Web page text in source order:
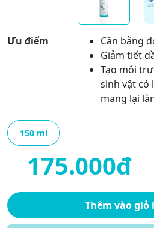
Ưu điểm
Cân bằng
Giảm tiết
Tạo môi
sinh vật có
mang lại
150 ml
175.000đ
Thêm vào giỏ